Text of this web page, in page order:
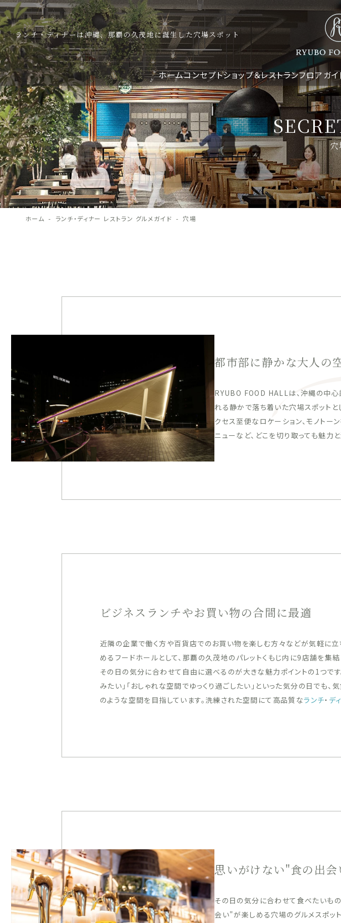
ランチ・ディナーは沖縄、那覇の久茂地に誕生した穴場スポット
ホームコンセプトショップ＆レストランフロアガイ
ホーム ランチ・ディナー レストラン グルメガイド 穴場
都市部に静かな大人の
RYUBO FOOD HALLは、沖縄の中心
れる静かで落ち着いた穴場スポット
クセス至便なロケーション、モノトー
ニューなど、どこを切り取っても魅力
ビジネスランチやお買い物の合間に最適
近隣の企業で働く方や百貨店でのお買い物を楽しむ方々などが気軽に立
めるフードホールとして、那覇の久茂地のパレットくもじ内に9店舗を集
その日の気分に合わせて自由に選べるのが大きな魅力ポイントの1つです
みたい」「おしゃれな空間でゆっくり過ごしたい」といった気分の日でも
のような空間を目指しています。洗練された空間にて高品質なランチ・ デ
思いがけない"食の出
その日の気分に合わせて食べたいも
会い"が楽しめる穴場のグルメスポッ